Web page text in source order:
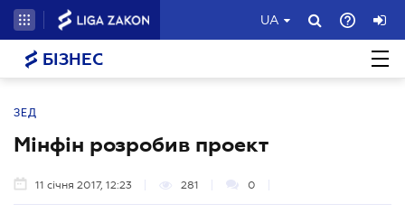
UA
БІЗНЕС
ЗЕД
Мінфін розробив проект
11 січня 2017, 12:23 281 0